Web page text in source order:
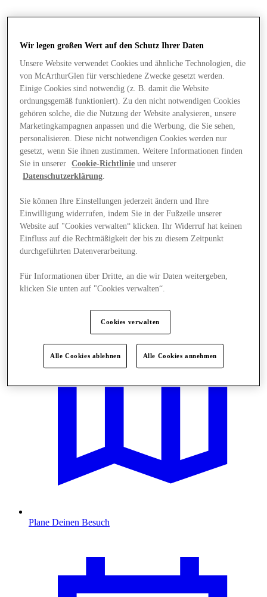
Angebote
Plane Deinen Besuch
Wir legen großen Wert auf den Schutz Ihrer Daten
Unsere Website verwendet Cookies und ähnliche Technologien, die
von McArthurGlen für verschiedene Zwecke gesetzt werden.
Einige Cookies sind notwendig (z. B. damit die Website
ordnungsgemäß funktioniert). Zu den nicht notwendigen Cookies
gehören solche, die die Nutzung der Website analysieren, unsere
Marketingkampagnen anpassen und die Werbung, die Sie sehen,
personalisieren. Diese nicht notwendigen Cookies werden nur
gesetzt, wenn Sie ihnen zustimmen. Weitere Informationen finden
Sie in unserer
Cookie-Richtlinie und unserer
Datenschutzerklärung.
Sie können Ihre Einstellungen jederzeit ändern und Ihre
Einwilligung widerrufen, indem Sie in der Fußzeile unserer
Website auf "Cookies verwalten“ klicken. Ihr Widerruf hat keinen
Einfluss auf die Rechtmäßigkeit der bis zu diesem Zeitpunkt
durchgeführten Datenverarbeitung.
Für Informationen über Dritte, an die wir Daten weitergeben,
klicken Sie unten auf "Cookies verwalten“.
Cookies verwalten
Alle Cookies ablehnen Alle Cookies annehmen